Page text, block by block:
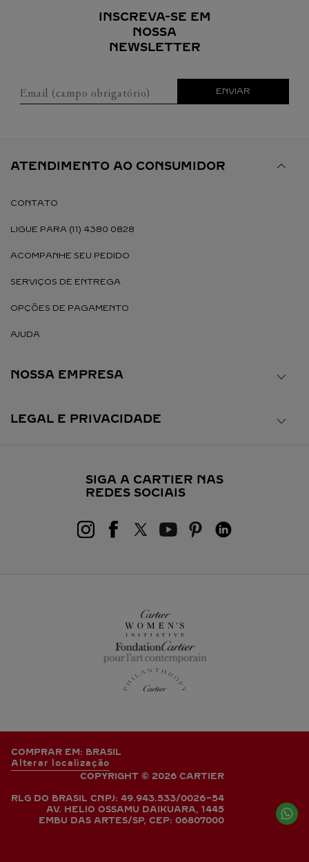
INSCREVA-SE EM
NOSSA
NEWSLETTER
Email (campo obrigatório) ENVIAR
ATENDIMENTO AO CONSUMIDOR
CONTATO
LIGUE PARA (11) 4380 0828
ACOMPANHE SEU PEDIDO
SERVIÇOS DE ENTREGA
OPÇÕES DE PAGAMENTO
AJUDA
NOSSA EMPRESA
LEGAL E PRIVACIDADE
SIGA A CARTIER NAS
REDES SOCIAIS
COMPRAR EM: BRASIL
Alterar localização
COPYRIGHT © 2026 CARTIER
RLG DO BRASIL CNPJ: 49.943.533/0026-54
AV. HELIO OSSAMU DAIKUARA, 1445
EMBU DAS ARTES/SP, CEP: 06807000